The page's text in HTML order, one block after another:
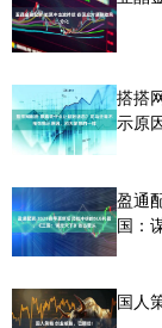
搭搭
示原
盈通
国：
国人